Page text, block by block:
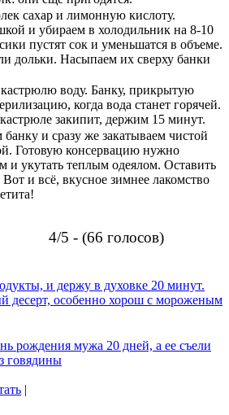
сахар и лимонную кислоту.
и убираем в холодильник на 8-10
пустят сок и уменьшатся в объеме.
дольки. Насыпаем их сверху банки
воду. Банку, прикрытую
когда вода станет горячей.
закипит, держим 15 минут.
банку и сразу же закатываем чистой
Готовую консервацию нужно
и укутать теплым одеялом. Оставить
и всё, вкусное зимнее лакомство
4/5 - (66 голосов)
и держу в духовке 20 минут.
десерт, особенно хорош с мороженым
рождения мужа 20 дней, а ее съели
говядины
|